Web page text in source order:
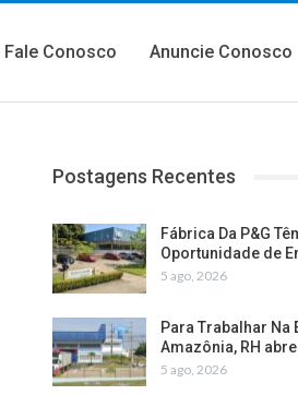
Fale Conosco Anuncie Conosco
Postagens Recentes
Fábrica Da P&G
Oportunidade de
5 ago, 2026
Para Trabalhar Na
Amazônia, RH
5 ago, 2026